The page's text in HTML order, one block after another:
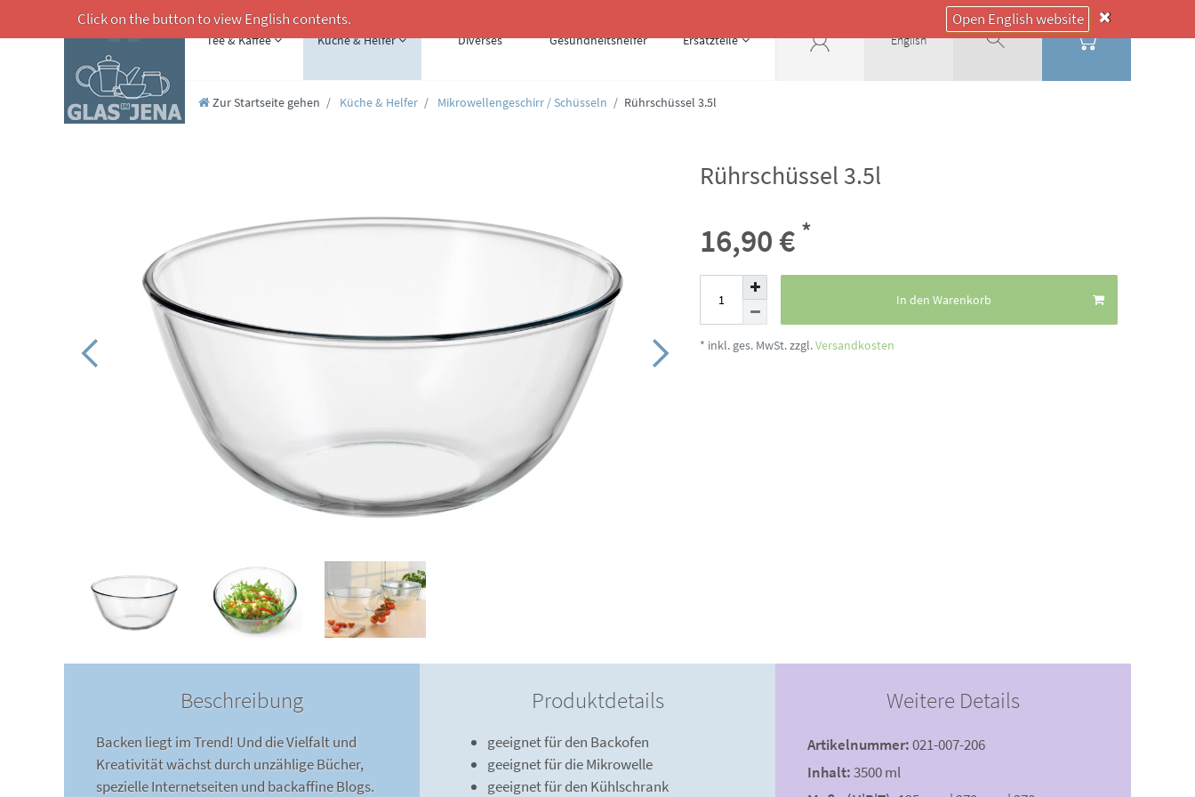
Tee & Kaffee Küche & Helfer Diverses Gesundheitshelfer Ersatzteile English
Click on the button to view English contents. Open English website
Zur Startseite gehen Küche & Helfer Mikrowellengeschirr / Schüsseln Rührschüssel 3.5l
Rührschüssel 3.5l
16,90 € *
In den Warenkorb
* inkl. ges. MwSt. zzgl.Versandkosten
Beschreibung
Backen liegt im Trend! Und die Vielfalt und
Kreativität wächst durch unzählige Bücher,
spezielle Internetseiten und backaffine Blogs.
Produktdetails
geeignet für den Backofen
geeignet für die Mikrowelle
geeignet für den Kühlschrank
Weitere Details
Artikelnummer:021-007-206
Inhalt:3500 ml